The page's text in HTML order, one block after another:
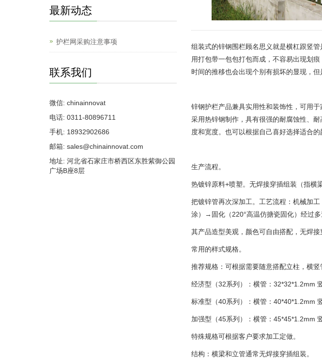
组装式的锌钢围栏顾名思义就是横杠跟竖
用打包带一包包打包而成，不容易出现划
时间的推移也会出现个别有损坏的显现，但
锌钢护栏产品兼具实用性和装饰性，可用
采用热锌钢制作，具有很强的耐腐蚀性、
度和宽度。也可以根据自己喜好选择适合的
生产流程。
热镀锌原料+喷塑。无焊接穿插组装（指横
把镀锌管再次深加工。工艺流程：机械加工
涂）→固化（220°高温仿搪瓷固化）经过
其产品造型美观，颜色可自由搭配，无焊
常用的样式规格。
推荐规格：可根据需要随意搭配立柱，横
经济型（32系列）：横管： 32*32*1.2mm
标准型（40系列）：横管： 40*40*1.2mm
加强型（45系列）：横管： 45*45*1.2mm
特殊规格可根据客户要求加工定做。
结构：横梁和立管通常无焊接穿插组装。
最新动态
护栏网采购注意事项
联系我们
微信: chinainnovat
电话: 0311-80896711
手机: 18932902686
邮箱: sales@chinainnovat.com
地址: 河北省石家庄市桥西区东胜紫御公园
广场B座8层